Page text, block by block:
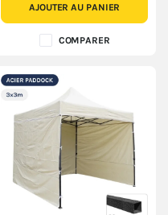
AJOUTER AU PANIER
COMPARER